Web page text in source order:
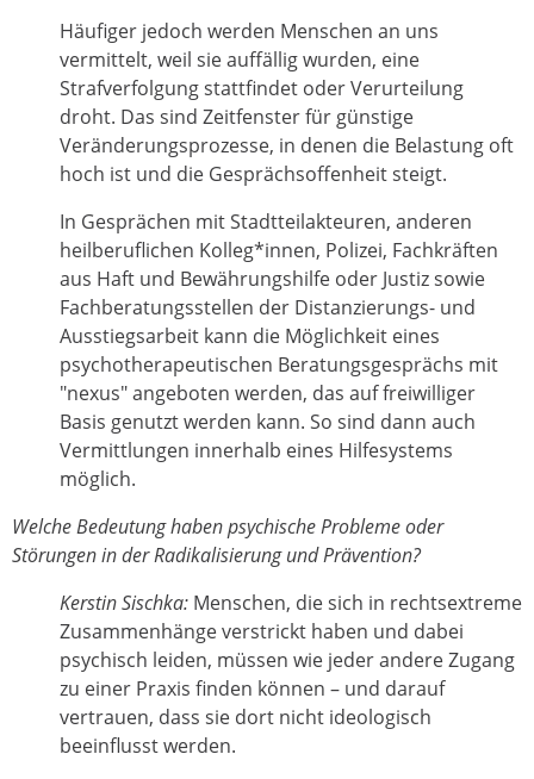
Häufiger jedoch werden Menschen an uns
vermittelt, weil sie auffällig wurden, eine
Strafverfolgung stattfindet oder Verurteilung
droht. Das sind Zeitfenster für günstige
Veränderungsprozesse, in denen die Belastung oft
hoch ist und die Gesprächsoffenheit steigt.
In Gesprächen mit Stadtteilakteuren, anderen
heilberuflichen Kolleg*innen, Polizei, Fachkräften
aus Haft und Bewährungshilfe oder Justiz sowie
Fachberatungsstellen der Distanzierungs- und
Ausstiegsarbeit kann die Möglichkeit eines
psychotherapeutischen Beratungsgesprächs mit
"nexus" angeboten werden, das auf freiwilliger
Basis genutzt werden kann. So sind dann auch
Vermittlungen innerhalb eines Hilfesystems
möglich.
Welche Bedeutung haben psychische Probleme oder
Störungen in der Radikalisierung und Prävention?
Kerstin Sischka: Menschen, die sich in rechtsextreme
Zusammenhänge verstrickt haben und dabei
psychisch leiden, müssen wie jeder andere Zugang
zu einer Praxis finden können – und darauf
vertrauen, dass sie dort nicht ideologisch
beeinflusst werden.